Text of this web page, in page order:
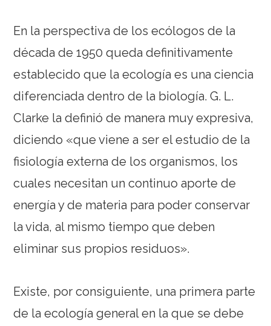
En la perspectiva de los ecólogos de la
década de 1950 queda definitivamente
establecido que la ecología es una ciencia
diferenciada dentro de la biología. G. L.
Clarke la definió de manera muy expresiva,
diciendo «que viene a ser el estudio de la
fisiología externa de los organismos, los
cuales necesitan un continuo aporte de
energía y de materia para poder conservar
la vida, al mismo tiempo que deben
eliminar sus propios residuos».
Existe, por consiguiente, una primera parte
de la ecología general en la que se debe